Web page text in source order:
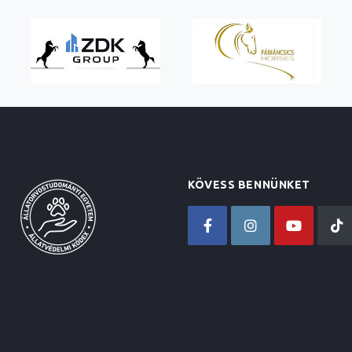
KÖVESS BENNÜNKET